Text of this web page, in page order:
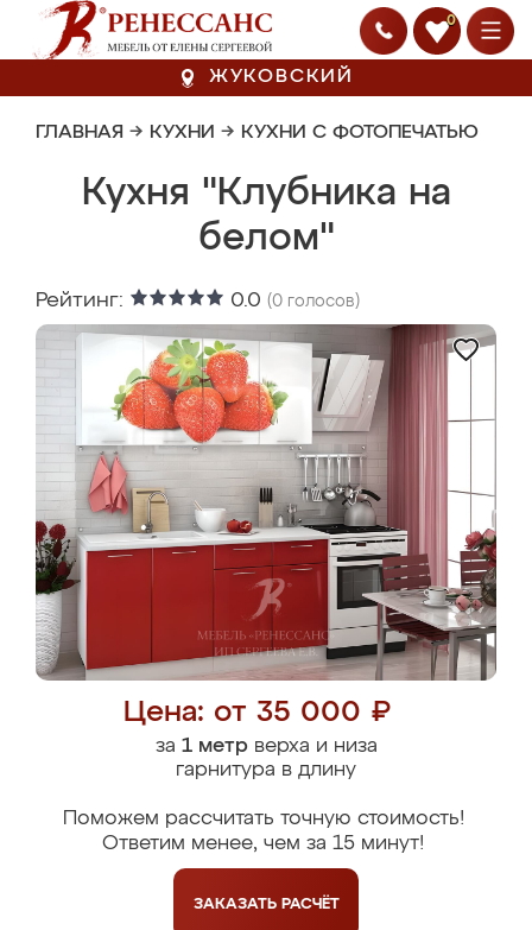
0
ЖУКОВСКИЙ
ГЛАВНАЯ → КУХНИ → КУХНИ С ФОТОПЕЧАТЬЮ
Кухня "Клубника на
белом"
Рейтинг: 0.0 (0 голосов)
Цена: от 35 000 ₽
за 1 метрверха и низа
гарнитура в длину
Поможем рассчитать точную стоимость!
Ответим менее, чем за 15 минут!
ЗАКАЗАТЬ РАСЧЁТ